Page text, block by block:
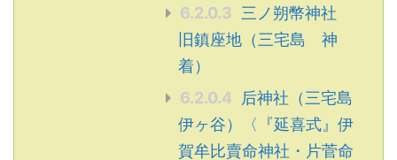
6.2.0.3 三ノ朔幣神社
旧鎮座地（三宅島 神
着）
6.2.0.4
后神社（三宅島
伊ヶ谷）〈『延喜式』伊
賀牟比賣命神社・片菅命